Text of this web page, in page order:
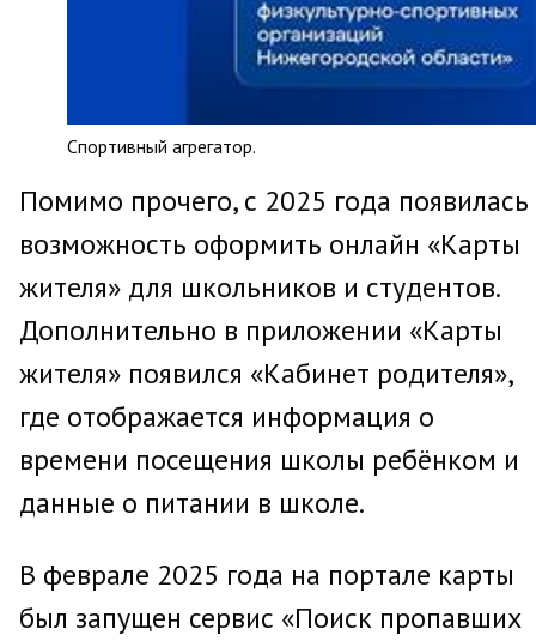
Спортивный агрегатор.
Помимо прочего, с 2025 года появилась
возможность оформить онлайн «Карты
жителя» для школьников и студентов.
Дополнительно в приложении «Карты
жителя» появился «Кабинет родителя»,
где отображается информация о
времени посещения школы ребёнком и
данные о питании в школе.
В феврале 2025 года на портале карты
был запущен сервис «Поиск пропавших